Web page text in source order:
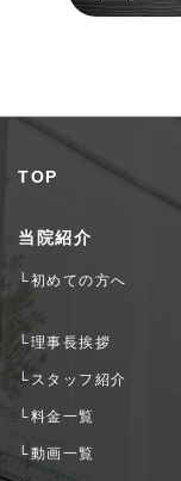
TOP
当院紹介
└初めての方へ
└理事長挨拶
└スタッフ紹介
└料金一覧
└動画一覧